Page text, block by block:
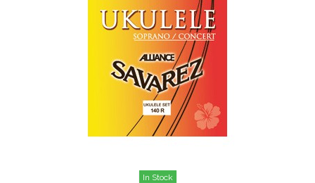
In Stock